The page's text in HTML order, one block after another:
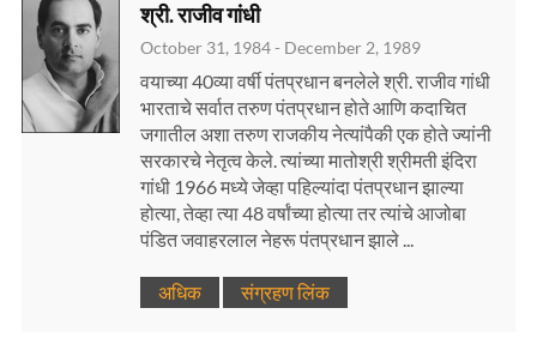
श्री. राजीव गांधी
October 31, 1984 - December 2, 1989
वयाच्या 40व्या वर्षी पंतप्रधान बनलेले श्री. राजीव गांधी
भारताचे सर्वात तरुण पंतप्रधान होते आणि कदाचित
जगातील अशा तरुण राजकीय नेत्यांपैकी एक होते ज्यांनी
सरकारचे नेतृत्व केले. त्यांच्या मातोश्री श्रीमती इंदिरा
गांधी 1966 मध्ये जेव्हा पहिल्यांदा पंतप्रधान झाल्या
होत्या, तेव्हा त्या 48 वर्षांच्या होत्या तर त्यांचे आजोबा
पंडित जवाहरलाल नेहरू पंतप्रधान झाले ...
अधिक संग्रहण लिंक